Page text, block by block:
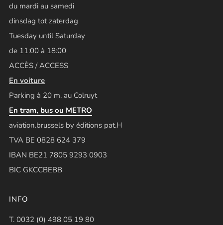
du mardi au samedi
dinsdag tot zaterdag
Tuesday until Saturday
de 11:00 à 18:00
ACCÈS / ACCESS
En voiture
Parking à 20 m. au Colruyt
En tram, bus ou METRO
aviation.brussels by éditions pat.H
TVA BE 0828 624 379
IBAN BE21 7805 9293 0903
BIC GKCCBEBB
INFO
T. 0032 (0) 498 05 19 80